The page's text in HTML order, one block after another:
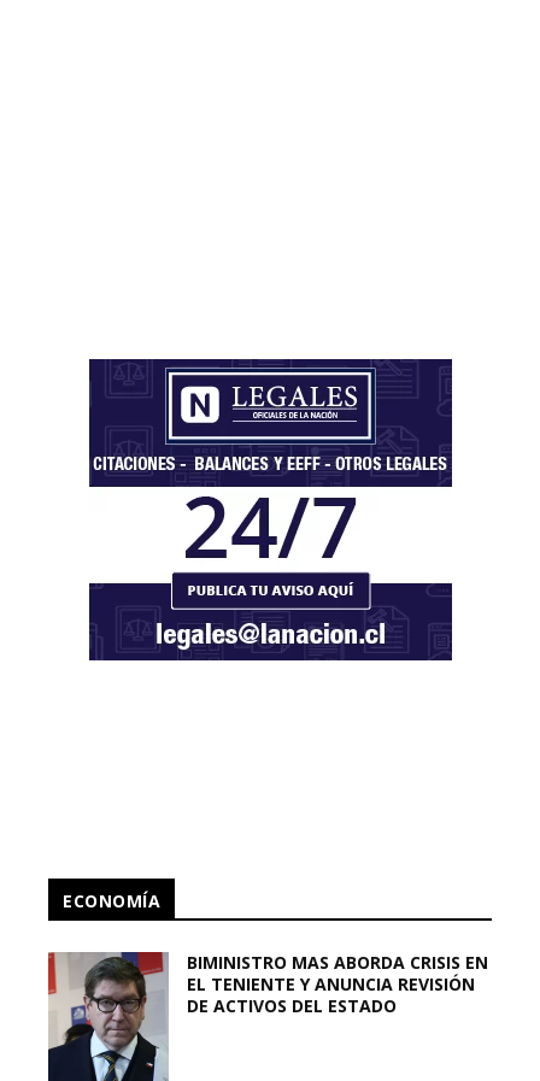
ECONOMÍA
BIMINISTRO MAS ABORDA CRISIS EN
EL TENIENTE Y ANUNCIA REVISIÓN
DE ACTIVOS DEL ESTADO